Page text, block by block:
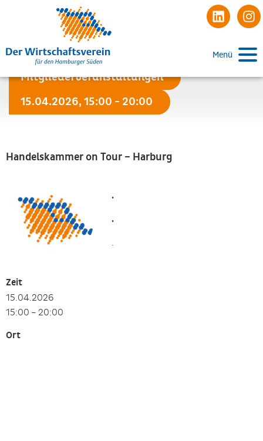
Menü
Mitgliederveranstaltungen
15.04.2026, 15:00 - 20:00
Handelskammer on Tour – Harburg
.
.
.
Zeit
15.04.2026
15:00 – 20:00
Ort